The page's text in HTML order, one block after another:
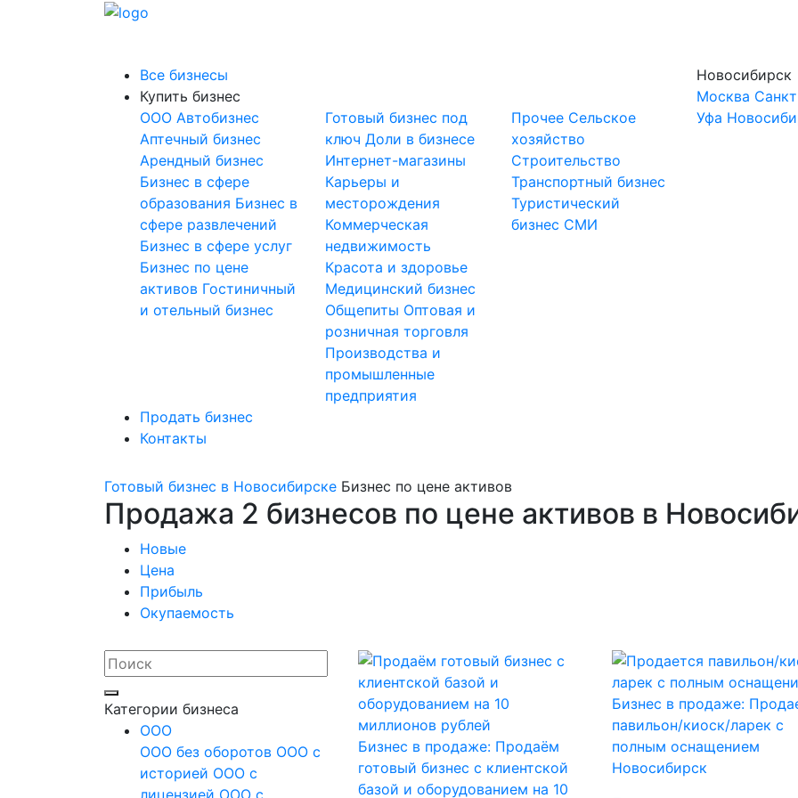
Все бизнесы
Купить бизнес
OOO Автобизнес
Аптечный бизнес
Арендный бизнес
Бизнес в сфере
образования Бизнес в
сфере развлечений
Бизнес в сфере услуг
Бизнес по цене
активов Гостиничный
и отельный бизнес
Готовый бизнес под
ключДоли в бизнесе
Интернет-магазины
Карьеры и
месторождения
Коммерческая
недвижимость
Красота и здоровье
Медицинский бизнес
Общепиты Оптовая и
розничная торговля
Производства и
промышленные
предприятия
Прочее Сельское
хозяйство
Строительство
Транспортный бизнес
Туристический
бизнес СМИ
Продать бизнес
Контакты
Новосибирск
Москва
Уфа
Готовый бизнес в Новосибирске Бизнес по цене активов
Продажа 2 бизнесов по цене активов в
Новые
Цена
Прибыль
Окупаемость
Категории бизнеса
OOO
ООО без оборотов ООО с
историей ООО с
лицензией ООО с
Бизнес в продаже: Продаём
готовый бизнес с клиентской
базой и оборудованием на 10
Бизнес в продаже:
павильон/киоск/ларек с
полным оснащением
Новосибирск